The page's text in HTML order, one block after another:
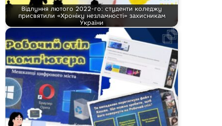
Відлуння лютого 2022-го: студенти коледжу
присвятили «Хроніку незламності» захисникам
України